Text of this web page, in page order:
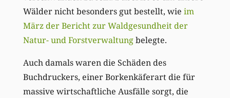
Wälder nicht besonders gut bestellt, wie im
März der Bericht zur Waldgesundheit der
Natur- und Forstverwaltungbelegte.
Auch damals waren die Schäden des
Buchdruckers, einer Borkenkäferart die für
massive wirtschaftliche Ausfälle sorgt, die